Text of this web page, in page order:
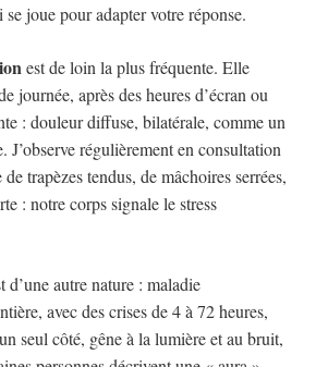
joue pour adapter votre réponse.
est de loin la plus fréquente. Elle
journée, après des heures d’écran ou
: douleur diffuse, bilatérale, comme un
J’observe régulièrement en consultation
de trapèzes tendus, de mâchoires serrées,
: notre corps signale le stress
d’une autre nature : maladie
avec des crises de 4 à 72 heures,
seul côté, gêne à la lumière et au bruit,